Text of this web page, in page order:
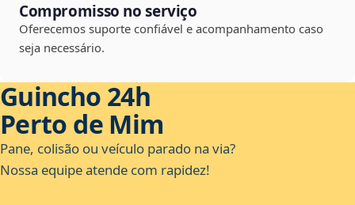
Compromisso no serviço
Oferecemos suporte confiável e acompanhamento caso
seja necessário.
Guincho 24h
Perto de Mim
Pane, colisão ou veículo parado na via?
Nossa equipe atende com rapidez!